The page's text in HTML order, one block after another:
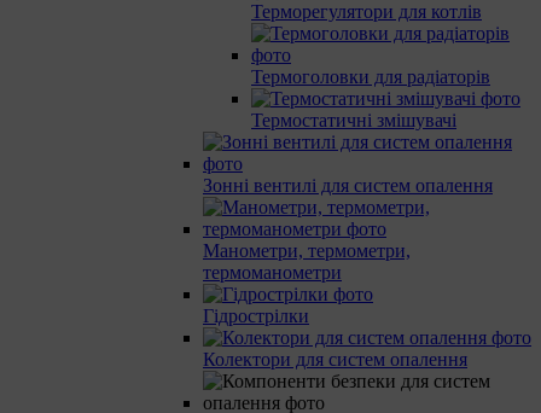
Терморегулятори для котлів
Термоголовки для радіаторів
Термостатичні змішувачі
Зонні вентилі для систем опалення
Манометри, термометри,
термоманометри
Гідрострілки
Колектори для систем опалення